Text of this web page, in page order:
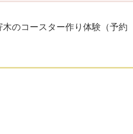
のコースター作り体験（予約